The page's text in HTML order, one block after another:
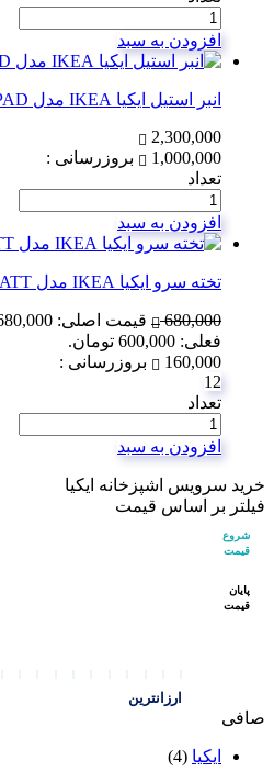
افزودن به سبد
انبر استیل ایکیا IKEA مدل TILLAMPAD
2,300,000
1,000,000
بروزرسانی :
تعداد
افزودن به سبد
تخته سرو ایکیا IKEA مدل PROPPMATT
680,000 قیمت اصلی: 680,000 تومان بود.
فعلی: 600,000 تومان.
160,000
بروزرسانی :
12
تعداد
افزودن به سبد
خرید سرویس اشپزخانه ایکیا
فیلتر بر اساس قیمت
شروع
قیمت
پایان
قیمت
ارزانترین
صافی
ایکیا (4)